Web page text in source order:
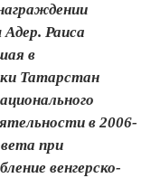
Раиса
в
Татарстан
в 2006-
при
венгерско-